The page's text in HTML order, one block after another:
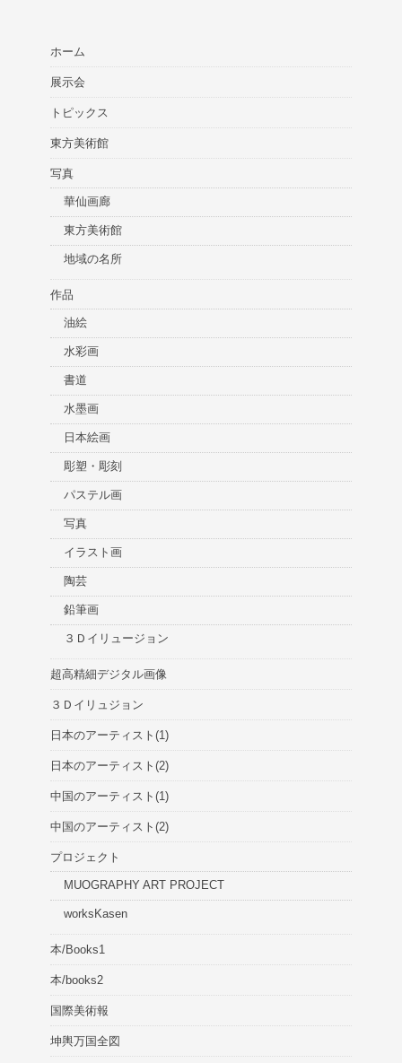
ホーム
展示会
トピックス
東方美術館
写真
華仙画廊
東方美術館
地域の名所
作品
油絵
水彩画
書道
水墨画
日本絵画
彫塑・彫刻
パステル画
写真
イラスト画
陶芸
鉛筆画
３Ｄイリュージョン
超高精細デジタル画像
３Ｄイリュジョン
日本のアーティスト(1)
日本のアーティスト(2)
中国のアーティスト(1)
中国のアーティスト(2)
プロジェクト
MUOGRAPHY ART PROJECT
worksKasen
本/Books1
本/books2
国際美術報
坤輿万国全図